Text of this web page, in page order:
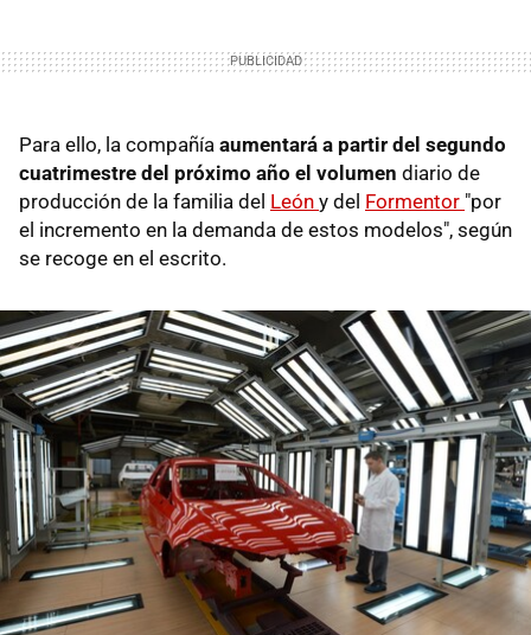
Para ello, la compañía aumentará a partir del segundo
cuatrimestre del próximo año el volumen diario de
producción de la familia del León y del Formentor "por
el incremento en la demanda de estos modelos", según
se recoge en el escrito.